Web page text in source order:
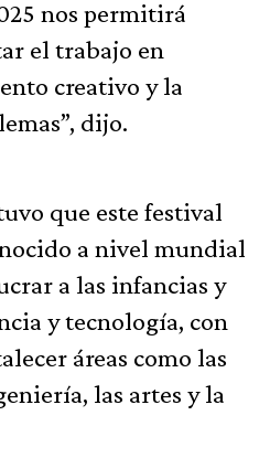
nos permitirá
el trabajo en
creativo y la
dijo.
que este festival
a nivel mundial
a las infancias y
y tecnología, con
áreas como las
las artes y la